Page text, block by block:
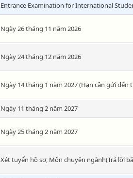
Entrance Examination for International
Ngày 26 tháng 11 năm 2026
Ngày 24 tháng 12 năm 2026
Ngày 14 tháng 1 năm 2027 (Hạn cần gửi đến
Ngày 11 tháng 2 năm 2027
Ngày 25 tháng 2 năm 2027
Xét tuyển hồ sơ, Môn chuyên ngành(Trả lời